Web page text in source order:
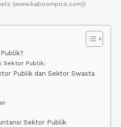
(www.kaboompics.com))
Sektor Publik:
Publik dan Sektor Swasta
Sektor Publik